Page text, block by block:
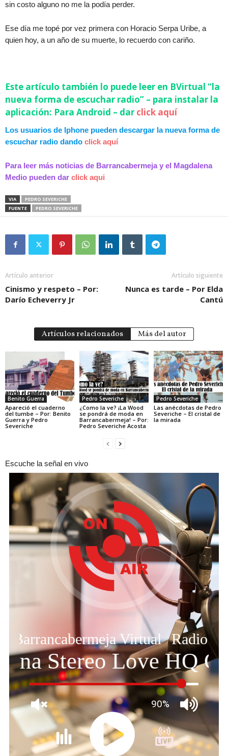
sin costo alguno no me la podía perder.
Ese día me topé por vez primera con Horacio Serpa Uribe, a
quien hoy, a un año de su muerte, lo recuerdo con cariño.
Este artículo también lo puede leer en BVirtual “la
nueva forma de escuchar radio” – para instalar la
aplicación: Para Android – dar click aquí
Los usuarios de Iphone pueden descargar la nueva forma de
escuchar radio dando click aquí
Para leer más noticias de Barrancabermeja y el Magdalena
Medio pueden dar click aqui
VIA
PEDRO SEVERICHE
FUENTE
PEDRO SEVERICHE
Artículo anterior
Cinismo y respeto – Por:
Darío Echeverry Jr
Artículo siguiente
Nunca es tarde – Por Elda
Cantú
Artículos relacionados Más del autor
Benito Guerra
Apareció el cuaderno
del tumbe – Por: Benito
Guerra y Pedro
Severiche
Pedro Severiche
¿Como la ve? ¡La Wood
se pondrá de moda en
Barrancabermeja! – Por:
Pedro Severiche Acosta
Pedro Severiche
Las anécdotas de Pedro
Severiche – El cristal de
la mirada
Escuche la señal en vivo